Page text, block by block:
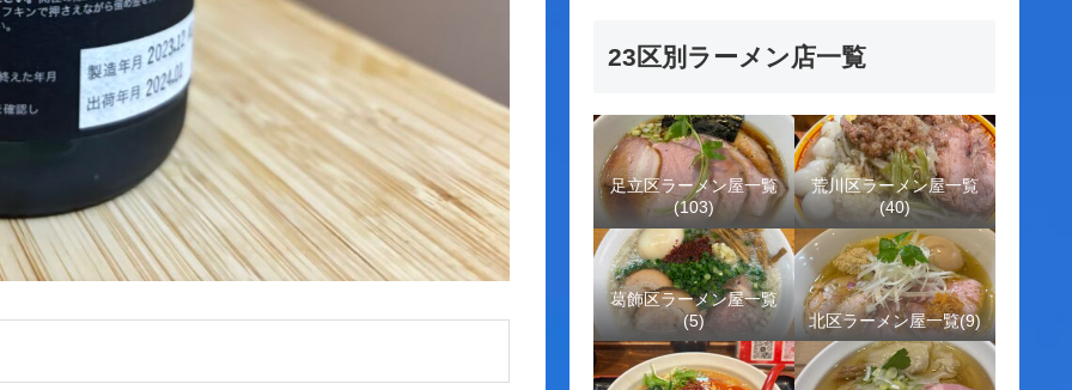
23区別ラーメン店一覧
足立区ラーメン屋一覧
(103)
荒川区ラーメン屋一覧
(40)
葛飾区ラーメン屋一覧
(5)
北区ラーメン屋一覧(9)